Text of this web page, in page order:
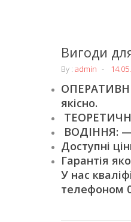
Вигоди
By : admin
якісно.
ВОДІННЯ: —
Доступні
Гарантія
У нас
телефоном